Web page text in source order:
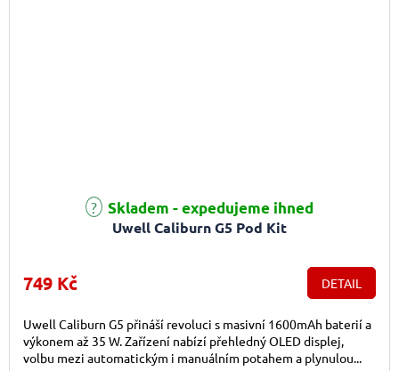
Uwell Caliburn G5 Pod Kit
Skladem - expedujeme ihned
749 Kč DETAIL
Uwell Caliburn G5 přináší revoluci s masivní 1600mAh baterií a
výkonem až 35 W. Zařízení nabízí přehledný OLED displej,
volbu mezi automatickým i manuálním potahem a plynulou...